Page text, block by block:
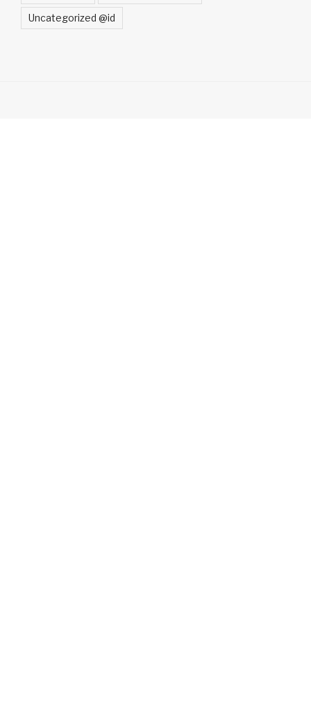
Uncategorized @id